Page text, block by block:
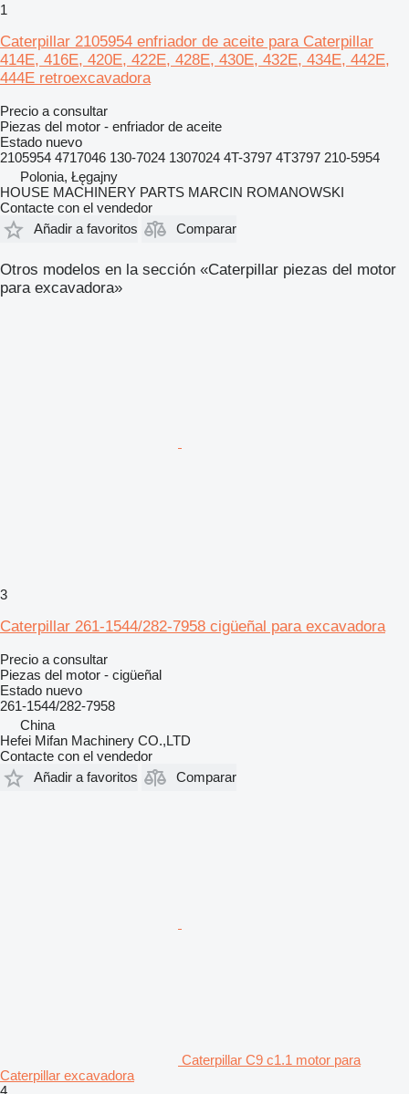
1
Caterpillar 2105954 enfriador de aceite para Caterpillar
414E, 416E, 420E, 422E, 428E, 430E, 432E, 434E, 442E,
444E retroexcavadora
Precio a consultar
Piezas del motor - enfriador de aceite
Estado nuevo
2105954 4717046 130-7024 1307024 4T-3797 4T3797 210-5954
Polonia, Łęgajny
HOUSE MACHINERY PARTS MARCIN ROMANOWSKI
Contacte con el vendedor
Añadir a favoritos
Comparar
Otros modelos en la sección «Caterpillar piezas del motor
para excavadora»
3
Caterpillar 261-1544/282-7958 cigüeñal para excavadora
Precio a consultar
Piezas del motor - cigüeñal
Estado nuevo
261-1544/282-7958
China
Hefei Mifan Machinery CO.,LTD
Contacte con el vendedor
Añadir a favoritos
Comparar
Caterpillar C9 c1.1 motor para
Caterpillar excavadora
4